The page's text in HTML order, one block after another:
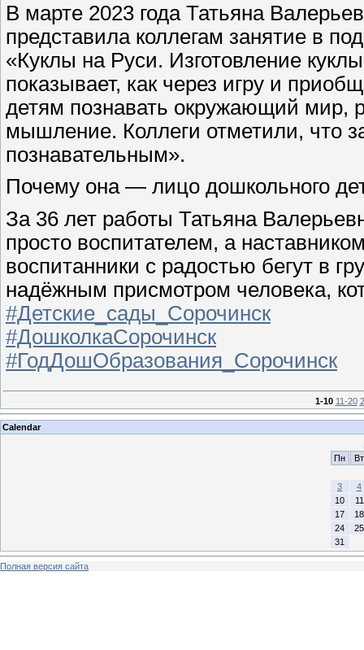
В марте 2023 года Татьяна
представила коллегам занятие в
«Куклы на Руси. Изготовление
показывает, как через игру и
детям познавать окружающий мир,
мышление. Коллеги отметили, что
познавательным».
Почему она — лицо дошкольного
За 36 лет работы Татьяна
просто воспитателем, а
воспитанники с радостью бегут в
надёжным присмотром человека,
#Детские_сады_Сорочинск
#ДошколкаСорочинск
#ГодДошОбразования_Сорочинск
1-10 11-20
Calendar
Пн
Вт
3
4
10
11
17
18
24
25
31
Полная версия сайта